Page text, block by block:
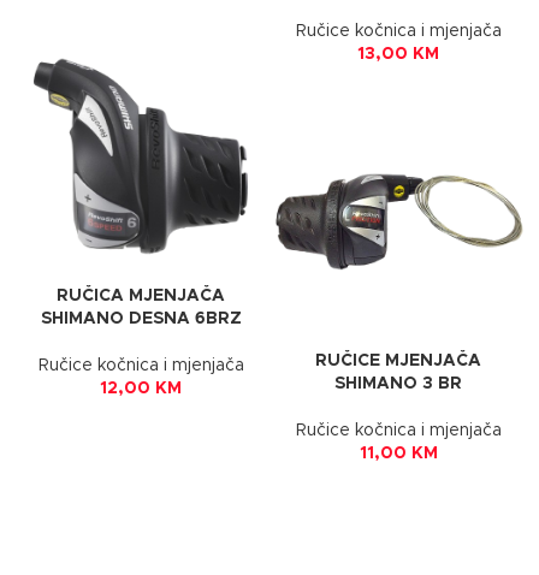
Ručice kočnica i mjenjača
13,00 KM
RUČICA MJENJAČA
SHIMANO DESNA 6BRZ
Ručice kočnica i mjenjača
12,00 KM
RUČICE MJENJAČA
SHIMANO 3 BR
Ručice kočnica i mjenjača
11,00 KM